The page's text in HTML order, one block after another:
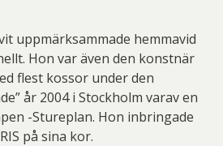
uppmärksammade hemmavid
Hon var även den konstnär
flest kossor under den
år 2004 i Stockholm varav en
-Stureplan. Hon inbringade
på sina kor.